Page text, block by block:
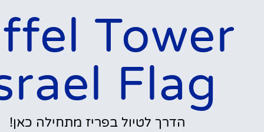
Tower
Flag
הדרך לטיול בפריז מתחילה כאן!